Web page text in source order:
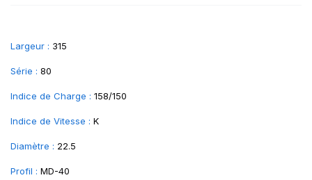
Largeur : 315
Série : 80
Indice de Charge : 158/150
Indice de Vitesse : K
Diamètre : 22.5
Profil : MD-40